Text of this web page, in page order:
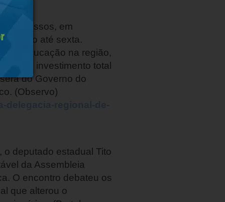
Passos, em
até sexta.
e à educação na região,
O investimento total
do Governo do
(Observo)
o deputado estadual Tito
da Assembleia
O encontro debateu os
que alterou o